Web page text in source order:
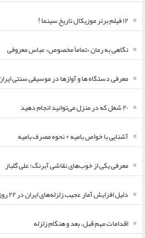
۱۲ فیلم برتر موزیکال تاریخ سینما !
نگاهی به رمان «تماماً مخصوص» عباس معروفی
معرفی دستگاه ها و آوازها در موسیقی سنتی
۲۰ شغل که در منزل می‌توانید انجام دهید
آشنایی با خواص بامیه + نحوه مصرف بامیه
معرفی یکی از خوب‌های نقاشی آبرنگ؛ علی گلباز
دلیل افزایش آمار عجیب زلزله‌های ایران در ۲۲ روز اخیر
اقدامات مهم قبل، بعد و هنگام زلزله